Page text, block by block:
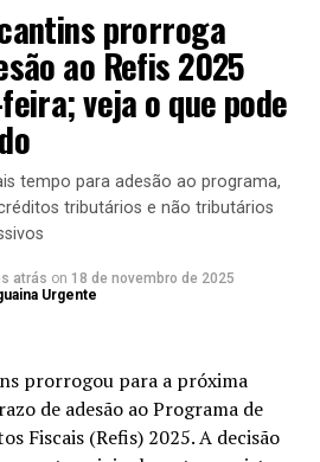
prorroga
ao Refis 2025
veja o que pode
tempo para adesão ao programa,
tributários e não tributários
atrás on 18 de novembro de 2025
Urgente
prorrogou para a próxima
de adesão ao Programa de
Fiscais (Refis) 2025. A decisão